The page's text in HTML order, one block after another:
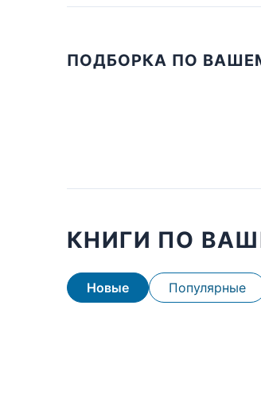
ПОДБОРКА ПО
КНИГИ ПО
Новые Популярные